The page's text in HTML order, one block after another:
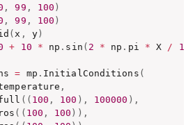
, 99 , 100 )
, 99 , 100 )
( x , y)
+ 10 * np . sin ( 2 * np . pi * X / 100
= mp . InitialConditions (
,
( ( 100 , 100 ) , 100000 ) ,
( ( 100 , 100 ) ) ,